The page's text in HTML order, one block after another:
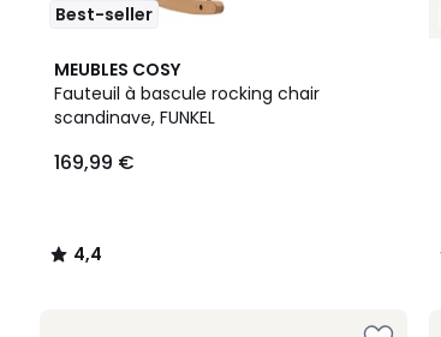
Best-seller
MEUBLES COSY
Fauteuil à bascule rocking chair
scandinave, FUNKEL
169,99 €
4,4
/ 5
4,4
/